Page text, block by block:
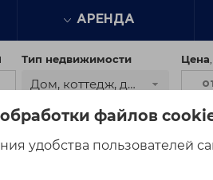
файлов
удобства пользователей
АРЕНДА
Тип недвижимости
Дом, коттедж, дача
Цена